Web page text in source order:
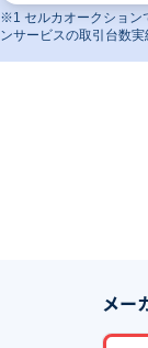
※1 セルカオークション
ンサービスの取引台数実
メー